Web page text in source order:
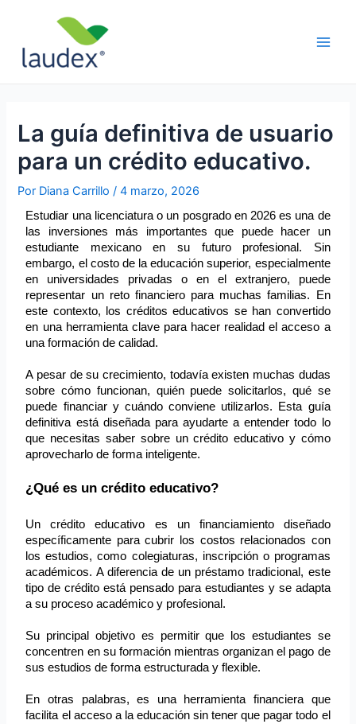
contenido
La guía definitiva de usuario
para un crédito educativo.
Por Diana Carrillo/4 marzo, 2026
Estudiar una licenciatura o un posgrado en 2026 es una de
las inversiones más importantes que puede hacer un
estudiante mexicano en su futuro profesional. Sin
embargo, el costo de la educación superior, especialmente
en universidades privadas o en el extranjero, puede
representar un reto financiero para muchas familias. En
este contexto, los créditos educativos se han convertido
en una herramienta clave para hacer realidad el acceso a
una formación de calidad.
A pesar de su crecimiento, todavía existen muchas dudas
sobre cómo funcionan, quién puede solicitarlos, qué se
puede financiar y cuándo conviene utilizarlos. Esta guía
definitiva está diseñada para ayudarte a entender todo lo
que necesitas saber sobre un crédito educativo y cómo
aprovecharlo de forma inteligente.
¿Qué es un crédito educativo?
Un crédito educativo es un financiamiento diseñado
específicamente para cubrir los costos relacionados con
los estudios, como colegiaturas, inscripción o programas
académicos. A diferencia de un préstamo tradicional, este
tipo de crédito está pensado para estudiantes y se adapta
a su proceso académico y profesional.
Su principal objetivo es permitir que los estudiantes se
concentren en su formación mientras organizan el pago de
sus estudios de forma estructurada y flexible.
En otras palabras, es una herramienta financiera que
facilita el acceso a la educación sin tener que pagar todo el
entradas